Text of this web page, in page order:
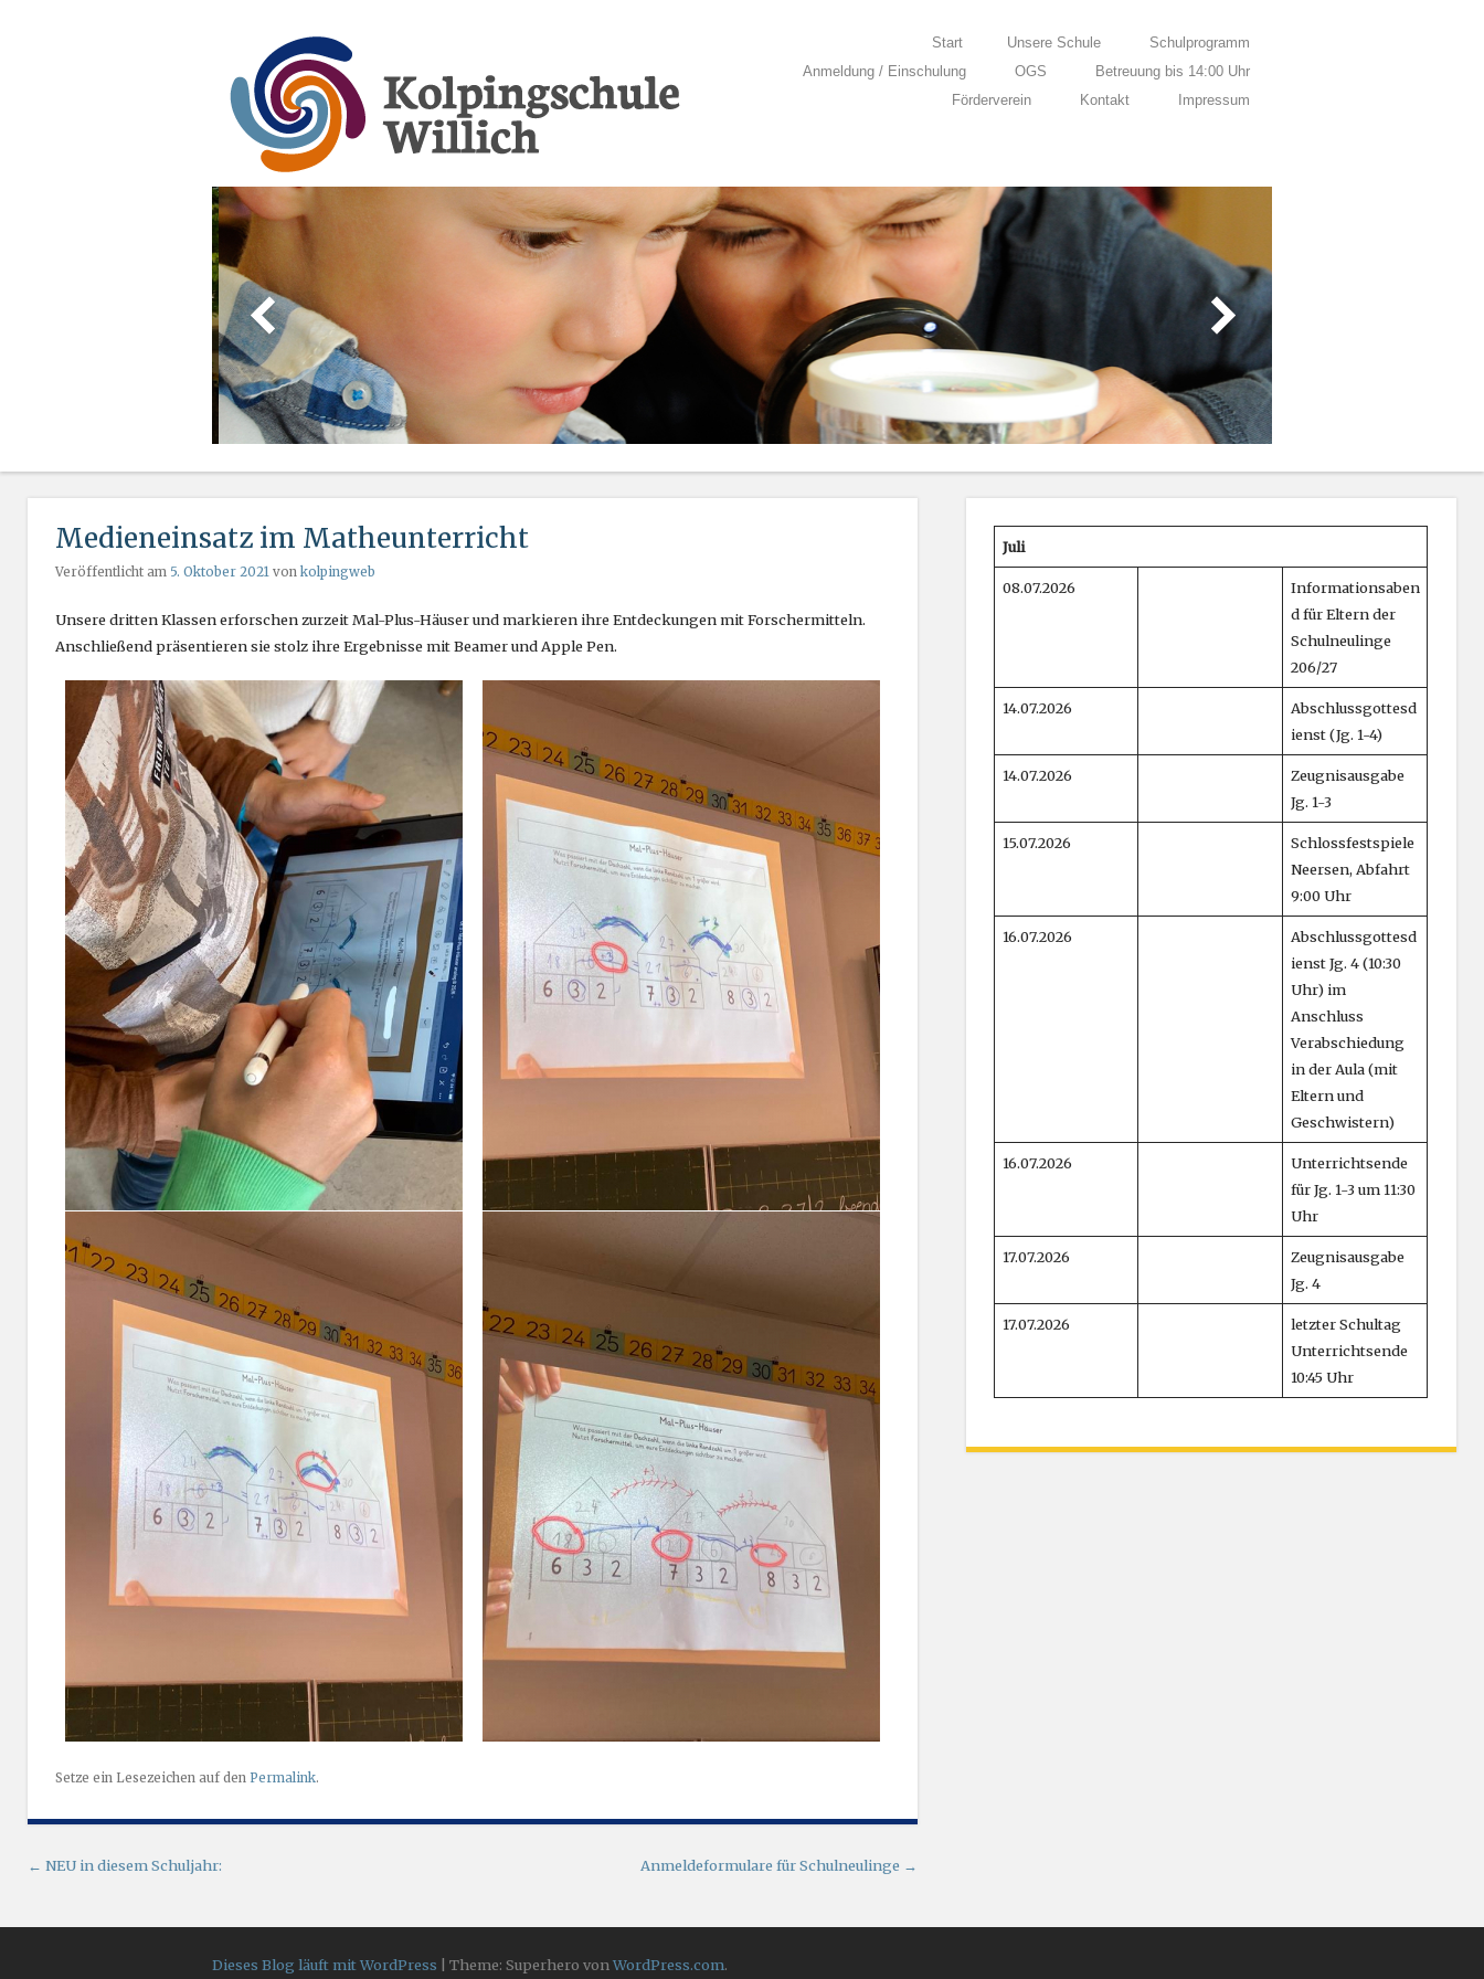
Kolpingschule Willich
Menü
Start Unsere Schule
Schulprogramm
Anmeldung / Einschulung
OGS
Betreuung bis 14:00 Uhr
Förderverein
Kontakt Impressum
Medieneinsatz im Matheunterricht
Veröffentlicht am 5. Oktober 2021 von kolpingweb
Unsere dritten Klassen erforschen zurzeit Mal-Plus-Häuser und markieren ihre Entdeckungen mit Forschermitteln.
Anschließend präsentieren sie stolz ihre Ergebnisse mit Beamer und Apple Pen.
Setze ein Lesezeichen auf den Permalink.
Artikel-Navigation
← NEU in diesem Schuljahr: Anmeldeformulare für Schulneulinge →
Juli
08.07.2026
Informationsaben
d für Eltern der
Schulneulinge
206/27
14.07.2026
Abschlussgottesd
ienst (Jg. 1-4)
14.07.2026
Zeugnisausgabe
Jg. 1-3
15.07.2026
Schlossfestspiele
Neersen, Abfahrt
9:00 Uhr
16.07.2026
Abschlussgottesd
ienst Jg. 4 (10:30
Uhr) im
Anschluss
Verabschiedung
in der Aula (mit
Eltern und
Geschwistern)
16.07.2026
Unterrichtsende
für Jg. 1-3 um 11:30
Uhr
17.07.2026
Zeugnisausgabe
Jg. 4
17.07.2026
letzter Schultag
Unterrichtsende
10:45 Uhr
Dieses Blog läuft mit WordPress Theme: Superhero vonWordPress.com.